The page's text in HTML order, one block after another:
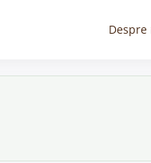
Despre